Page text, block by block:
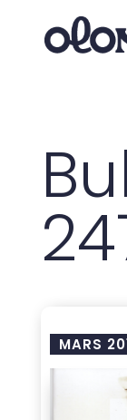
MARS